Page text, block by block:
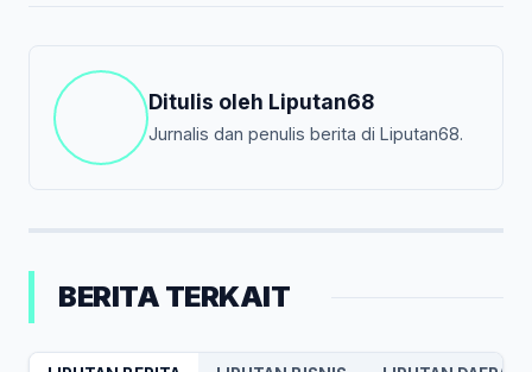
Ditulis oleh Liputan68
Jurnalis dan penulis berita di Liputan68.
BERITA TERKAIT